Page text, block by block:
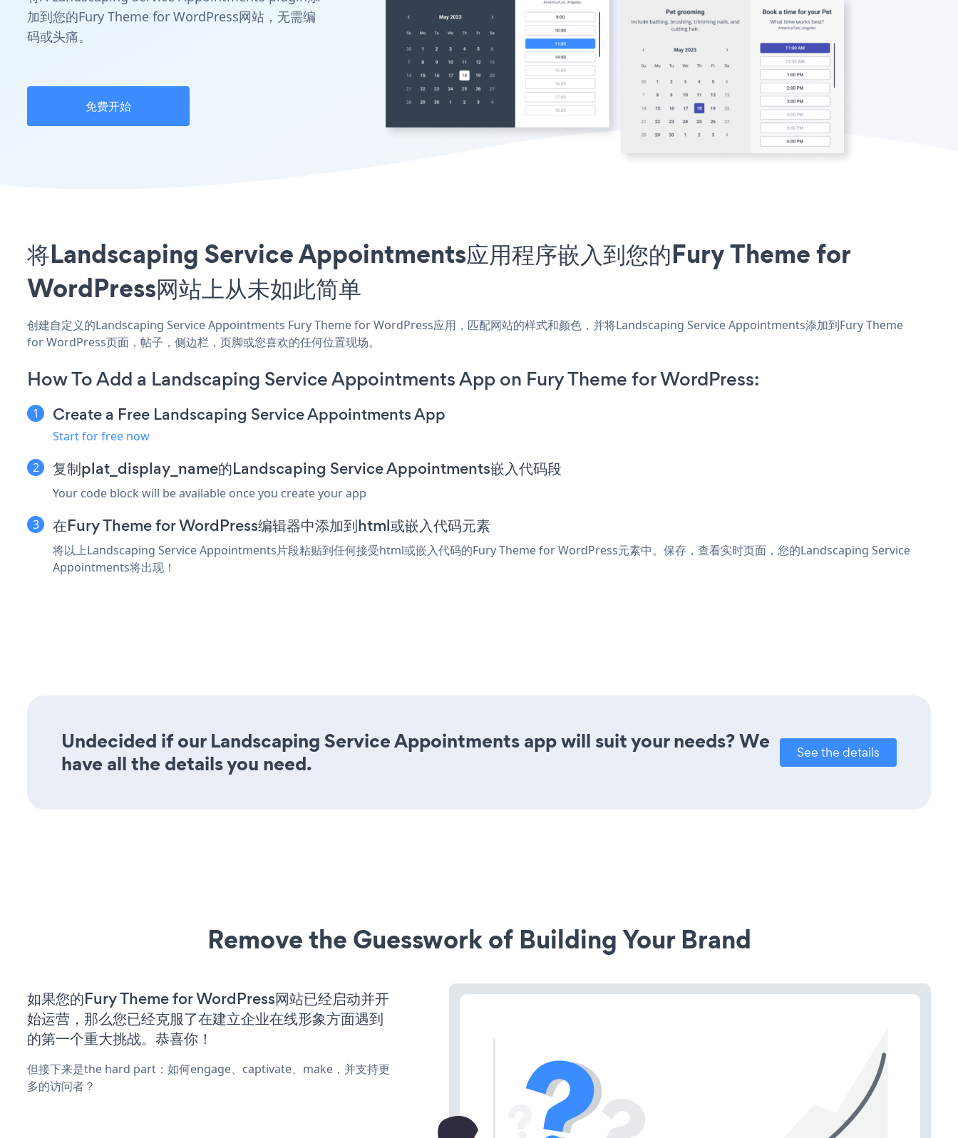
加到您的Fury Theme for WordPress网站，无需编
码或头痛。
免费开始
将Landscaping Service Appointments应用程序嵌入到您的Fury Theme for
WordPress网站上从未如此简单
创建自定义的Landscaping Service Appointments Fury Theme for WordPress应用，匹配网站的样式和颜色，并将Landscaping Service Appointments添加到Fury Theme
for WordPress页面，帖子，侧边栏，页脚或您喜欢的任何位置现场。
How To Add a Landscaping Service Appointments App on Fury Theme for WordPress:
Create a Free Landscaping Service Appointments App
Start for free now
复制plat_display_name的Landscaping Service Appointments嵌入代码段
Your code block will be available once you create your app
在Fury Theme for WordPress编辑器中添加到html或嵌入代码元素
将以上Landscaping Service Appointments片段粘贴到任何接受html或嵌入代码的Fury Theme for WordPress元素中。保存，查看实时页面，您的Landscaping Service
Appointments将出现！
Undecided if our Landscaping Service Appointments app will suit your needs? We
have all the details you need.
See the details
Remove the Guesswork of Building Your Brand
如果您的Fury Theme for WordPress网站已经启动并开
始运营，那么您已经克服了在建立企业在线形象方面遇到
的第一个重大挑战。恭喜你！
但接下来是the hard part：如何engage、captivate、make，并支持更
多的访问者？